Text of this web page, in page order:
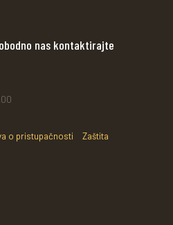
nas kontaktirajte
o pristupačnosti
Zaštita